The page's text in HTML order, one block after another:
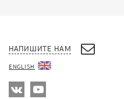
НАПИШИТЕ НАМ
ENGLISH